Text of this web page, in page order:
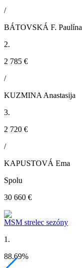
/
BÁTOVSKÁ F. Paulína
2.
2 785 €
/
KUZMINA Anastasija
3.
2 720 €
/
KAPUSTOVÁ Ema
Spolu
30 660 €
MSM strelec sezóny
1.
88.69%